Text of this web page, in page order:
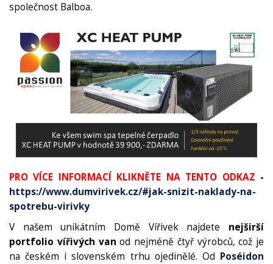
společnost Balboa.
PRO VÍCE INFORMACÍ KLIKNĚTE NA TENTO ODKAZ -
https://www.dumvirivek.cz/#jak-snizit-naklady-na-
spotrebu-virivky
V našem unikátním Domě Vířivek najdete nejširší
portfolio vířivých vanod nejméně čtyř výrobců, což je
na českém i slovenském trhu ojedinělé. Od Poséidon